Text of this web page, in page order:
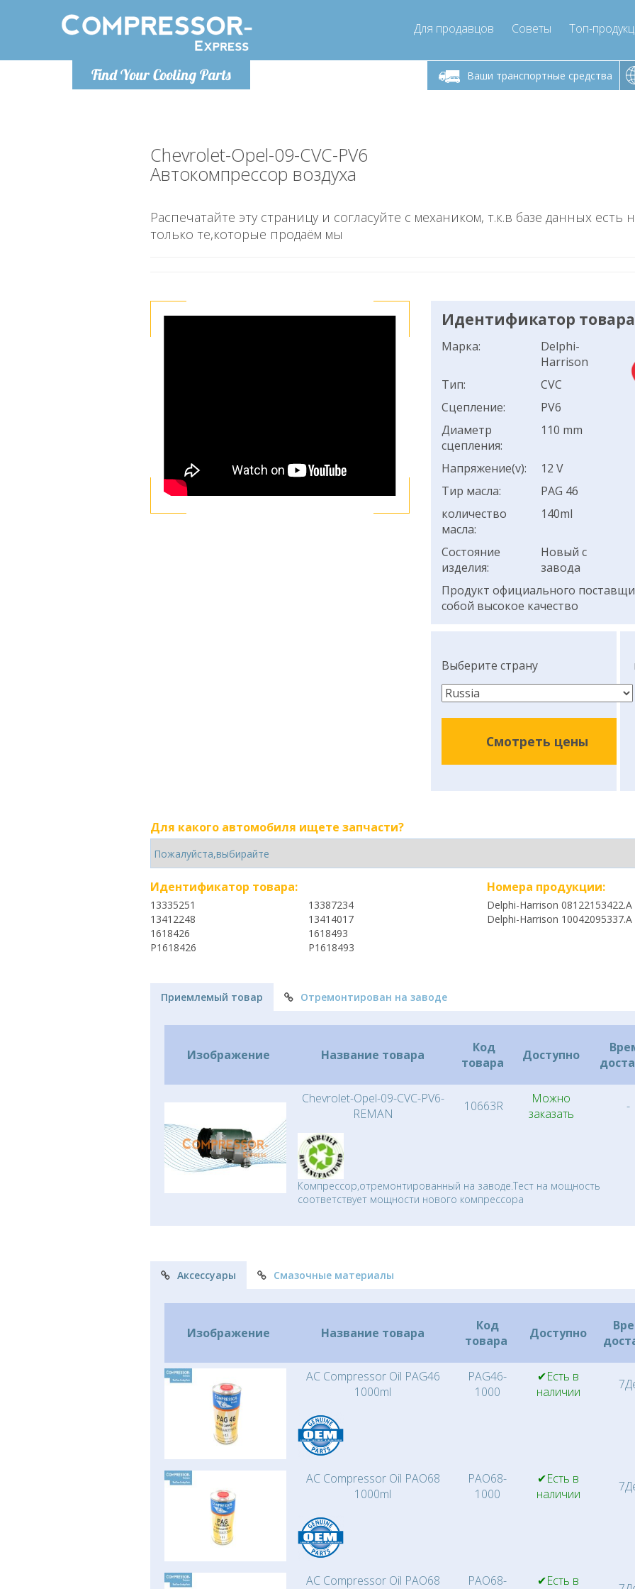
Find Your Cooling Parts
Для продавцов Советы Топ-
Ваши транспортные средства
Понедельник-пятница 9:00Понедельник-пятница 9:00
- 17
info@compressor-express.ru
Chevrolet-Opel-09-CVC-PV6
Автокомпрессор воздуха
Распечатайте эту страницу и согласуйте с механиком, т.к.в базе данных есть
только те,которые продаём мы
Идентификатор
Марка:
Delphi-
Harrison
Тип:
CVC
Сцепление:
PV6
Диаметр
сцепления:
110 mm
Напряжение(v):
12 V
Тир масла:
PAG 46
количество
масла:
140ml
Состояние
изделия:
Новый с
завода
Продукт официального
собой высокое качество
Выберите страну
Смотреть цены
Для какого автомобиля ищете запчасти?
Идентификатор товара:
13335251
13387234
13412248
13414017
1618426
1618493
P1618426
P1618493
Номера продукции:
Delphi-Harrison 08122153422.A
Delphi-Harrison 10042095337.A
Приемлемый товар Отремонтирован на заводе
Изображение Название товара
Код
товара
Доступно
Chevrolet-Opel-09-CVC-PV6-
REMAN
10663R
Можно
заказать
-
Компрессор,отремонтированный на заводе.Тест на мощность
соответствует мощности нового компрессора
Аксессуары Смазочные материалы
Изображение Название товара
Код
товара
Доступно
AC Compressor Oil PAG46
1000ml
PAG46-
1000
✔Есть в
наличии
AC Compressor Oil PAO68
1000ml
PAO68-
1000
✔Есть в
наличии
AC Compressor Oil PAO68
PAO68-
✔Есть в